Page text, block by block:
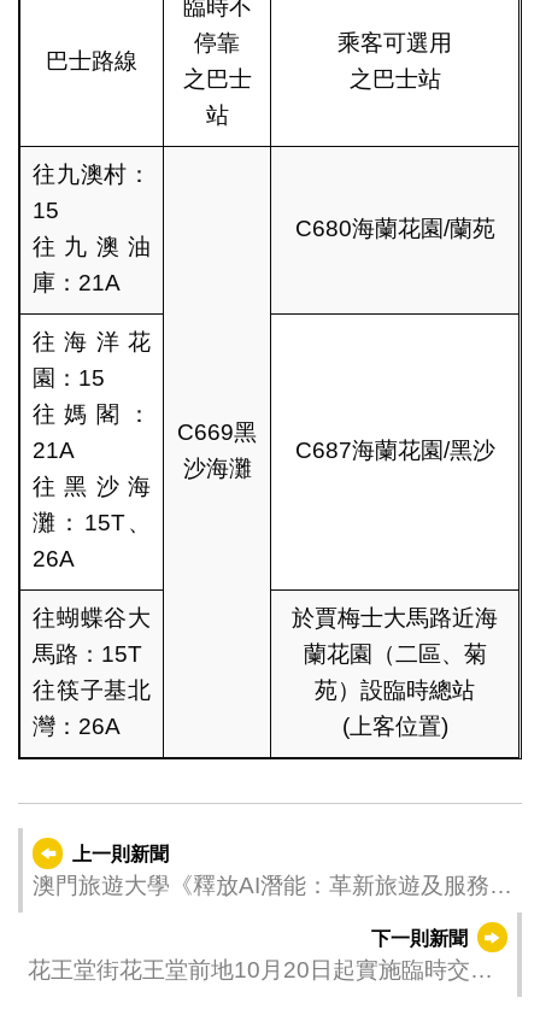
巴士路線
臨時不
停靠
之巴士
站
乘客可選用
之巴士站
往九澳村：
15
往九澳油
庫：21A
C669黑
沙海灘
C680海蘭花園/蘭苑
往海洋花
園：15
往媽閣：
21A
往黑沙海
灘：15T、
26A
C687海蘭花園/黑沙
往蝴蝶谷大
馬路：15T
往筷子基北
灣：26A
於賈梅士大馬路近海
蘭花園（二區、菊
苑）設臨時總站
(上客位置)
上一則新聞
澳門旅遊大學《釋放AI潛能：革新旅遊及服務業
下一則新聞
花王堂街花王堂前地10月20日起實施臨時交通